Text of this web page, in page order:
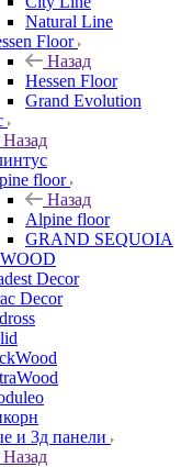
Natural Line
Floor
Назад
Hessen Floor
Grand Evolution
Назад
floor
Назад
Alpine floor
GRAND SEQUOIA
Decor
Decor
и 3д панели
Назад